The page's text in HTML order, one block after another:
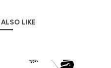
LIKE